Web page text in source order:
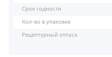
Срок годности
Кол-во в упаковке
Рецептурный отпуск